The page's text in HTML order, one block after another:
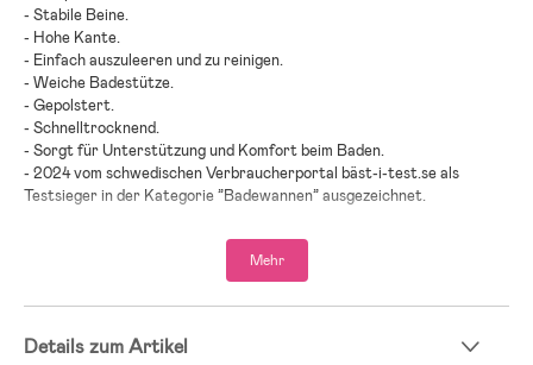
- Stabile Beine.
- Hohe Kante.
- Einfach auszuleeren und zu reinigen.
- Weiche Badestütze.
- Gepolstert.
- Schnelltrocknend.
- Sorgt für Unterstützung und Komfort beim Baden.
- 2024 vom schwedischen Verbraucherportal bäst-i-test.se als
Testsieger in der Kategorie ”Badewannen” ausgezeichnet.
Testsieger in der Kategorie ”Badewannen” ausgezeichnet.
- 2025 vom schwedischen Verbraucherportal bäst-i-test.se als
Testsieger in der Kategorie ”Badewannen” ausgezeichnet.
und Lüften aufzuhängen.
Mehr
Details zum Artikel